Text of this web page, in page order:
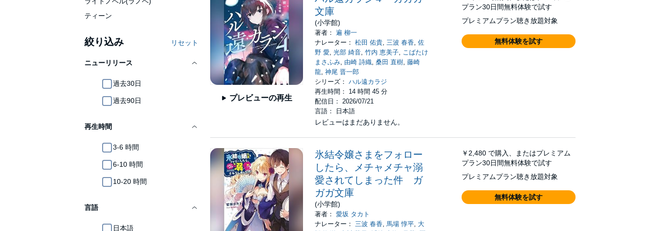
ティーン
絞り込み リセット
ニューリリース
過去30日
過去90日
再生時間
3-6 時間
6-10 時間
10-20 時間
言語
日本語
プレビューの再生
文庫
(小学館)
著者：遍 柳一
ナレーター：松田 佑貴,三波 春香,佐
野 愛,光部 綺音,竹内 恵美子, こばたけ
まさふみ, 由崎 詩織,桑田 直樹,藤崎
龍,神尾 晋一郎
シリーズ：ハル遠カラジ
再生時間： 14 時間 45 分
配信日： 2026/07/21
言語： 日本語
レビューはまだありません。
プラン30日間無料体験で試す
プレミアムプラン聴き放題対象
無料体験を試す
氷結令嬢さまをフォロー
したら、メチャメチャ溺
愛されてしまった件 ガ
ガガ文庫
(小学館)
著者：愛坂 タカト
ナレーター：三波 春香,馬場 惇平, 大
￥2,480 で購入、またはプレミアム
プラン30日間無料体験で試す
プレミアムプラン聴き放題対象
無料体験を試す